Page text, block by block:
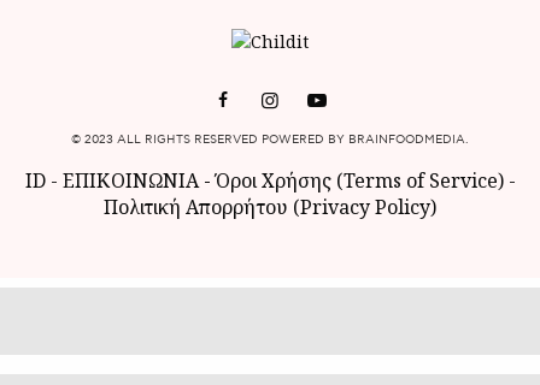
© 2023 ALL RIGHTS RESERVED POWERED BY BRAINFOODMEDIA.
ID- ΕΠΙΚΟΙΝΩΝΙΑ-Όροι Χρήσης (Terms of Service)-
Πολιτική Απορρήτου (Privacy Policy)